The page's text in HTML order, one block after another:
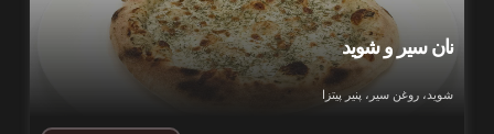
نان سیر و شوید
شوید، روغن سیر، پنیر پیتزا